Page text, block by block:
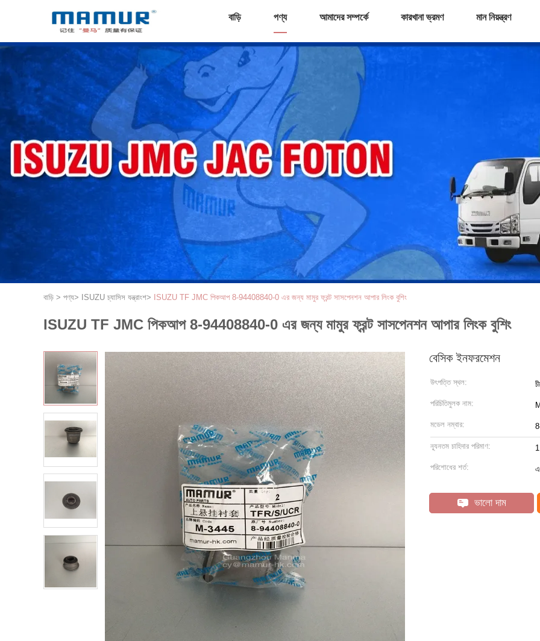
বাড়ি পণ্য আমাদের সম্পর্কে কারখানা ভ্রমণ মান নিয়ন্ত্রণ
বাড়ি > পণ্য> ISUZU চ্যাসিস যন্ত্রাংশ> ISUZU TF JMC পিকআপ 8-94408840-0 এর জন্য মামুর ফ্রন্ট সাসপেনশন আপার লিংক বুশিং
ISUZU TF JMC পিকআপ 8-94408840-0 এর জন্য মামুর ফ্রন্ট সাসপেনশন আপার লিংক বুশিং
বেসিক ইনফরমেশন
উৎপত্তি স্থল:
পরিচিতিমুলক নাম:
মডেল নম্বার:
ন্যূনতম চাহিদার পরিমাণ:
পরিশোধের শর্ত:
ভালো দাম